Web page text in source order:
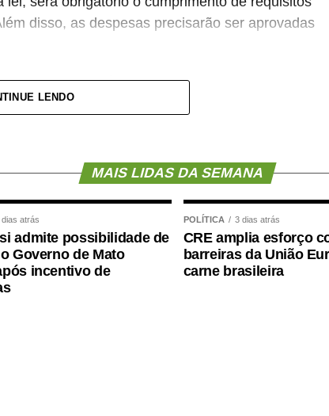
disso, as despesas precisarão ser aprovadas
de salários ou de aposentadorias de
custeio ou investimento que não seja
(PLP) 18/2021, de autoria do deputado
aprovada no Senado em julhodeste ano, com
(PSD-MS).
citação da Agência Senado)
LENDO
MAIS LIDAS DA SEMANA
dias atrás
admite possibilidade de
Governo de Mato
incentivo de
POLÍTICA 3 dias atrás
CRE amplia esforço
barreiras da União
carne brasileira